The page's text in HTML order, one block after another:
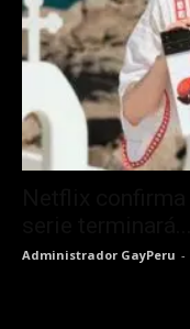
Administrador GayPeru -